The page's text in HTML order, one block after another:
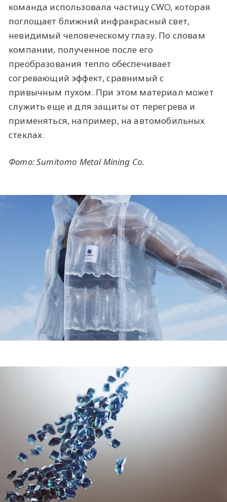
команда использовала частицу CWO, которая
поглощает ближний инфракрасный свет,
невидимый человеческому глазу. По словам
компании, полученное после его
преобразования тепло обеспечивает
согревающий эффект, сравнимый с
привычным пухом. При этом материал может
служить еще и для защиты от перегрева и
применяться, например, на автомобильных
стеклах.
Фото:Sumitomo Metal Mining Co.